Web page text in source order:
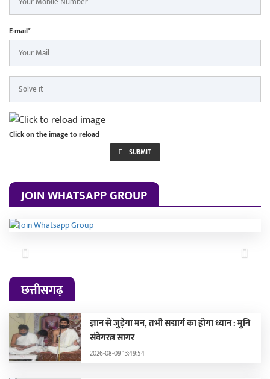
E-mail*
Click on the image to reload
SUBMIT
JOIN WHATSAPP GROUP
Previous
Next
छत्तीसगढ़
ज्ञान से जुड़ेगा मन, तभी सद्मार्ग का होगा ध्यान : मुनि
संवेगरत्न सागर
2026-08-09 13:49:54